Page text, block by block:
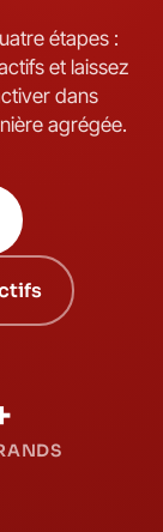
étapes :
et laissez
dans
agrégée.